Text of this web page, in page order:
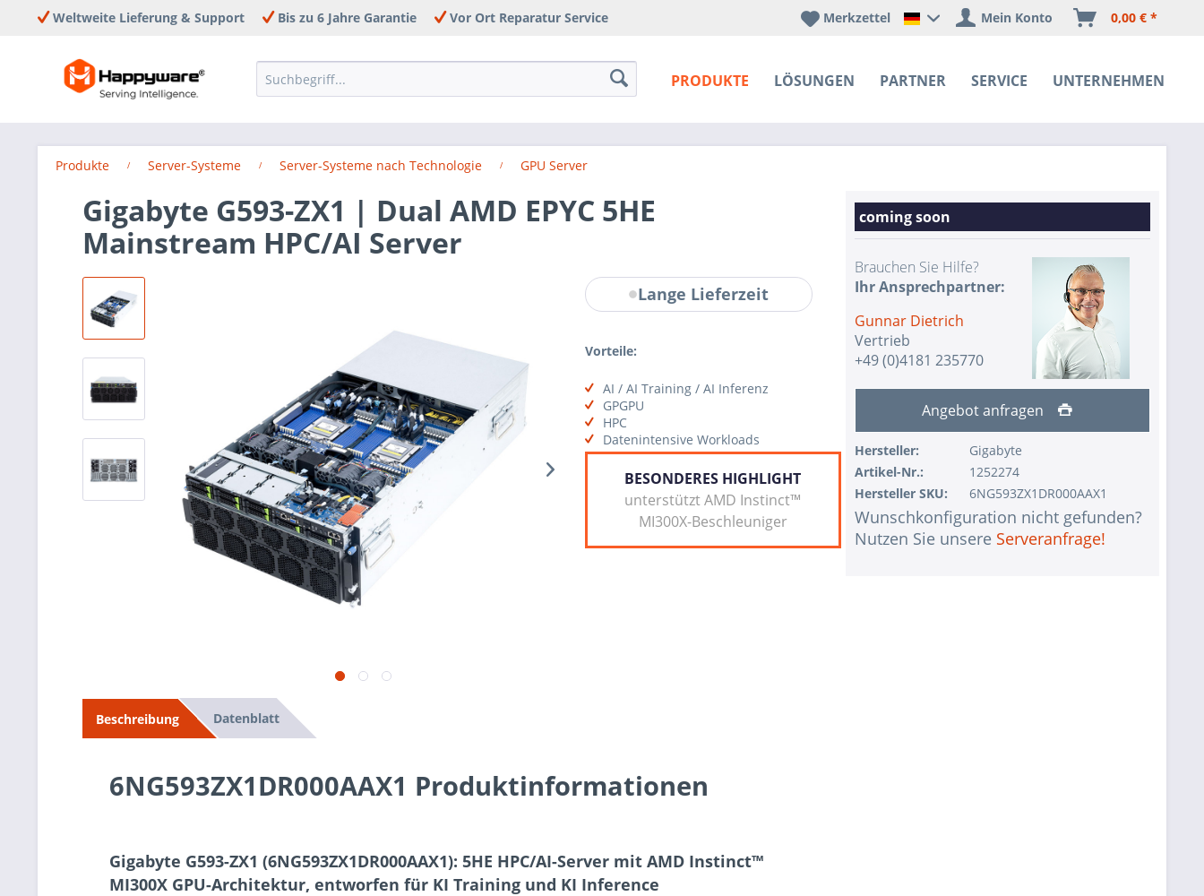
Weltweite Lieferung & Support Bis zu 6 Jahre Garantie Vor Ort Reparatur Service
PRODUKTE LÖSUNGEN PARTNER SERVICE UNTERNEHMEN
Happyware Deutschland
Merkzettel Mein Konto 0,00 € *
Produkte Server-Systeme Server-Systeme nach Technologie GPU Server
Gigabyte G593-ZX1 | Dual AMD EPYC 5HE
Mainstream HPC/AI Server
Lange Lieferzeit
Vorteile:
AI / AI Training / AI Inferenz
GPGPU
HPC
Datenintensive Workloads
BESONDERES HIGHLIGHT
unterstützt AMD Instinct™
MI300X-Beschleuniger
coming soon
Brauchen Sie Hilfe?
Ihr Ansprechpartner:
Gunnar Dietrich
Vertrieb
+49 (0)4181 235770
Angebot anfragen
Hersteller:
Gigabyte
Artikel-Nr.:
1252274
Hersteller SKU:
6NG593ZX1DR000AAX1
Wunschkonfiguration nicht gefunden?
Nutzen Sie unsere Serveranfrage!
Beschreibung Datenblatt
6NG593ZX1DR000AAX1 Produktinformationen
Gigabyte G593-ZX1 (6NG593ZX1DR000AAX1): 5HE HPC/AI-Server mit AMD Instinct™
MI300X GPU-Architektur, entworfen für KI Training und KI Inference